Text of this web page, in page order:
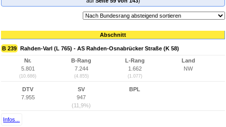
Abschnitt
B 239 Rahden-Varl (L 765) - AS Rahden-Osnabrücker Straße (K 58)
Nr.
5.801
(10.686)
B-Rang
7.244
(4.855)
L-Rang
1.662
(1.077)
Land
NW
DTV
7.955
SV
947
(11,9%)
BPL
Infos...